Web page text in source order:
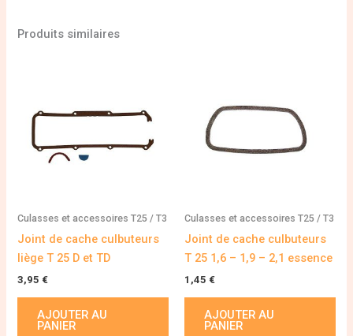
Produits similaires
Culasses et accessoires T25 / T3
Joint de cache culbuteurs
liège T 25 D et TD
3,95 €
AJOUTER AU
PANIER
Culasses et accessoires T25 / T3
Joint de cache culbuteurs
T 25 1,6 – 1,9 – 2,1 essence
1,45 €
AJOUTER AU
PANIER